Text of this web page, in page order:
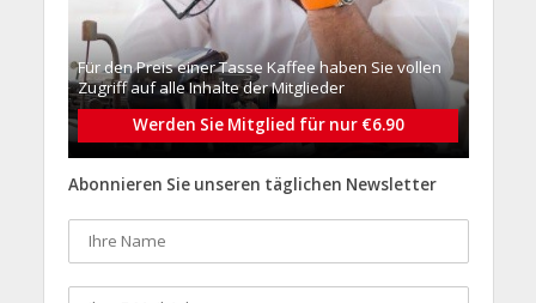
Für den Preis einer Tasse Kaffee haben Sie vollen
Zugriff auf alle Inhalte der Mitglieder
Werden Sie Mitglied für nur €6.90
Abonnieren Sie unseren täglichen Newsletter